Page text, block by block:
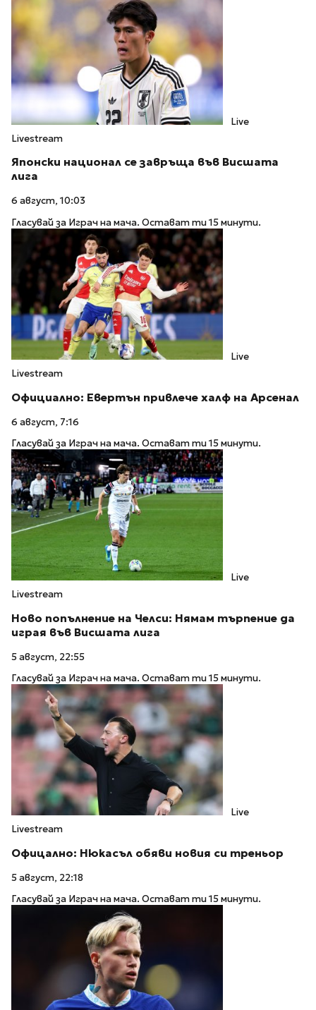
Live
Livestream
Японски национал се завръща във Висшата
лига
6 август, 10:03
Гласувай за Играч на мача. Остават ти 15 минути.
Live
Livestream
Официално: Евертън привлече халф на Арсенал
6 август, 7:16
Гласувай за Играч на мача. Остават ти 15 минути.
Live
Livestream
Ново попълнение на Челси: Нямам търпение да
играя във Висшата лига
5 август, 22:55
Гласувай за Играч на мача. Остават ти 15 минути.
Live
Livestream
Офицално: Нюкасъл обяви новия си треньор
5 август, 22:18
Гласувай за Играч на мача. Остават ти 15 минути.